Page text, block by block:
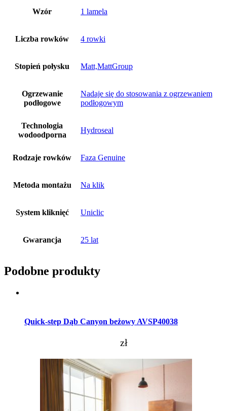
Wzór 1 lamela
Liczba rowków 4 rowki
Stopień połysku Matt,MattGroup
Ogrzewanie
podłogowe
Nadaje się do stosowania z ogrzewaniem
podłogowym
Technologia
wodoodporna
Hydroseal
Rodzaje rowków Faza Genuine
Metoda montażu Na klik
System kliknięć Uniclic
Gwarancja 25 lat
Podobne produkty
Quick-step Dąb Canyon beżowy AVSP40038
zł